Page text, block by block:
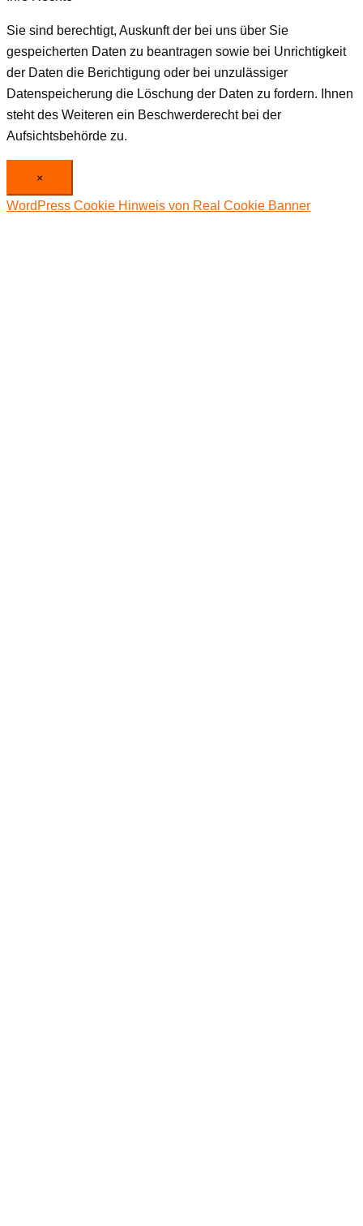
Sie sind berechtigt, Auskunft der bei uns über Sie
gespeicherten Daten zu beantragen sowie bei Unrichtigkeit
der Daten die Berichtigung oder bei unzulässiger
Datenspeicherung die Löschung der Daten zu fordern. Ihnen
steht des Weiteren ein Beschwerderecht bei der
Aufsichtsbehörde zu.
×
WordPress Cookie Hinweis von Real Cookie Banner